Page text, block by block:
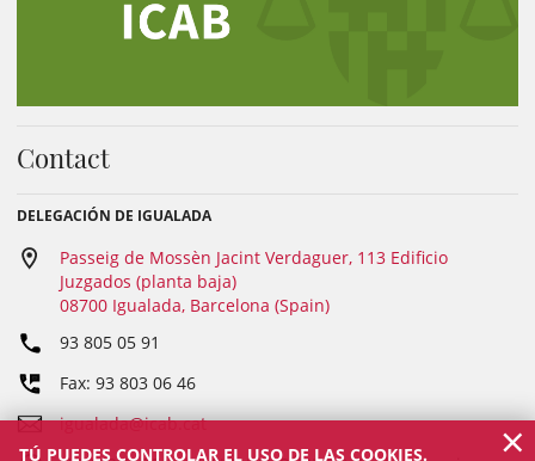
Contact
DELEGACIÓN DE IGUALADA
Passeig de Mossèn Jacint Verdaguer, 113 Edificio
Juzgados (planta baja)
08700 Igualada, Barcelona (Spain)
93 805 05 91
Fax: 93 803 06 46
igualada@icab.cat
TÚ PUEDES CONTROLAR EL USO DE LAS COOKIES. ×